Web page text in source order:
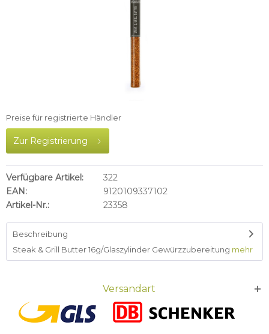
Preise für registrierte Händler
Zur Registrierung
Verfügbare Artikel:
322
EAN:
9120109337102
Artikel-Nr.:
23358
Beschreibung
Steak & Grill Butter 16g/Glaszylinder Gewürzzubereitung mehr
Versandart